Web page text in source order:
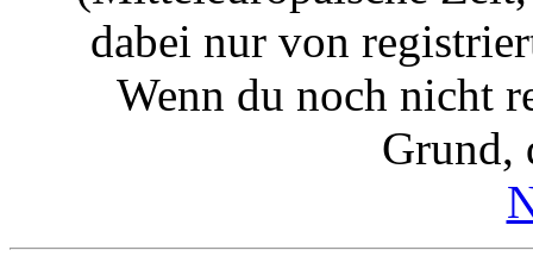
dabei nur von
Wenn du noch nicht
Grund,